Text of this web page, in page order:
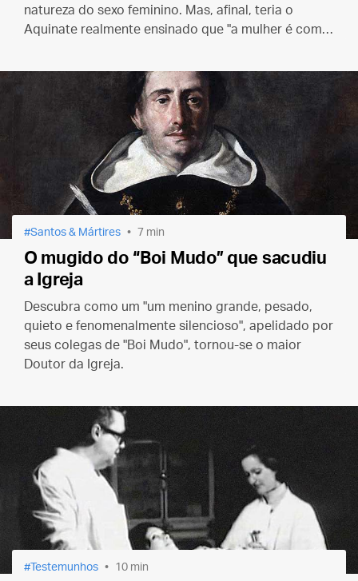
natureza do sexo feminino. Mas, afinal, teria o
Aquinate realmente ensinado que "a mulher é como
Santos & Mártires 7 min
O mugido do “Boi Mudo” que sacudiu
a Igreja
Descubra como um "um menino grande, pesado,
quieto e fenomenalmente silencioso", apelidado por
seus colegas de "Boi Mudo", tornou-se o maior
Doutor da Igreja.
Testemunhos 10 min